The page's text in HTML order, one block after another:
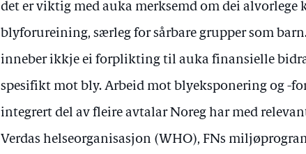
det er viktig med auka merksemd om dei alvorlege
blyforureining, særleg for sårbare grupper som
inneber ikkje ei forplikting til auka finansielle
spesifikt mot bly. Arbeid mot blyeksponering og -
integrert del av fleire avtalar Noreg har med
Verdas helseorganisasjon (WHO), FNs